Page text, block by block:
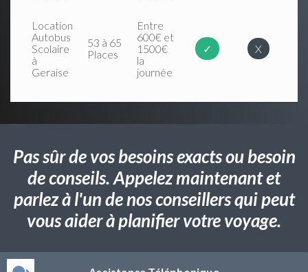
Location
Autobus
Scolaire
à
Geraise
53 à 65
Places
Entre
600€ et
1500€
la
journée
✓ X
Pas sûr de vos besoins exacts ou besoin
de conseils. Appelez maintenant et
parlez à l'un de nos conseillers qui peut
vous aider à planifier votre voyage.